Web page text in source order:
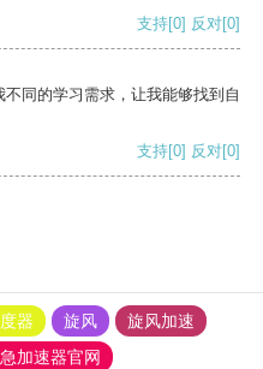
支持[0] 反对[0]
同的学习需求，让我能够找到自
支持[0] 反对[0]
器 旋风
旋风加速
加速器官网